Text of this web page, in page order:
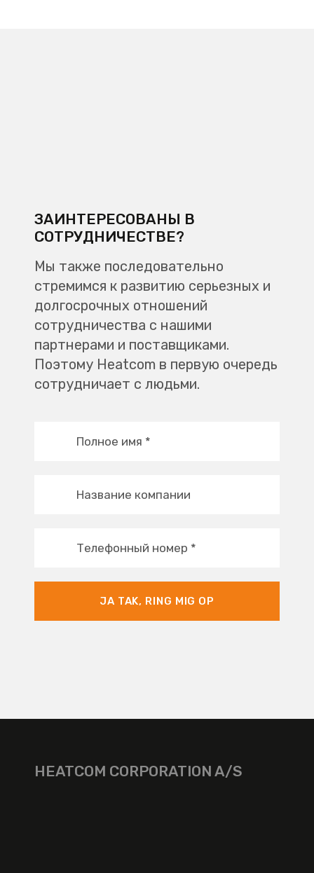
ЗАИНТЕРЕСОВАНЫ В
СОТРУДНИЧЕСТВЕ?
Мы также последовательно
стремимся к развитию серьезных и
долгосрочных отношений
сотрудничества с нашими
партнерами и поставщиками.
Поэтому Heatcom в первую очередь
сотрудничает с людьми.
Полное имя *
Название компании
Телефонный номер *
JA TAK, RING MIG OP
HEATCOM CORPORATION A/S